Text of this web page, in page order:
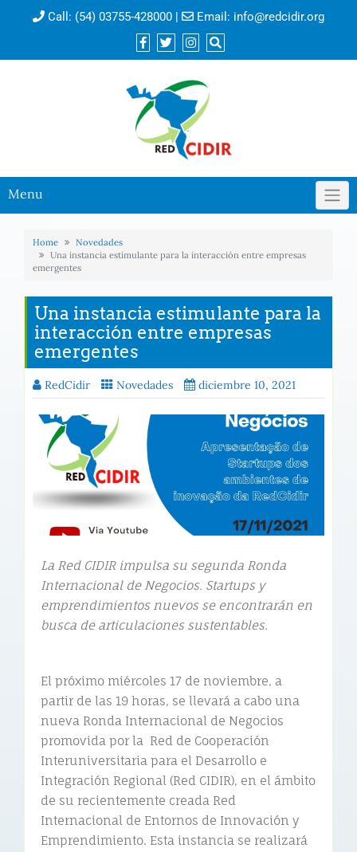
Call: (54) 03755-428000 | Email: info@redcidir.org
Menu
Home
Novedades
Una instancia estimulante para la interacción entre empresas
emergentes
Una instancia estimulante para la
interacción entre empresas
emergentes
RedCidir Novedades diciembre 10, 2021
La Red CIDIR impulsa su segunda Ronda
Internacional de Negocios. Startups y
emprendimientos nuevos se encontrarán en
busca de articulaciones sustentables.
El próximo miércoles 17 de noviembre, a
partir de las 19 horas, se llevará a cabo una
nueva Ronda Internacional de Negocios
promovida por la Red de Cooperación
Interuniversitaria para el Desarrollo e
Integración Regional (Red CIDIR), en el ámbito
de su recientemente creada Red
Internacional de Entornos de Innovación y
Emprendimiento. Esta instancia se realizará